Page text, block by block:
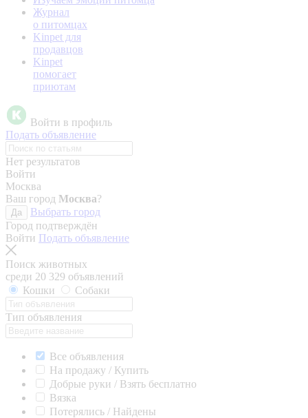
Журнал
о питомцах
Kinpet для
продавцов
Kinpet
помогает
приютам
Войти в профиль
Подать объявление
Нет результатов
Войти
Москва
Ваш город Москва?
Да
Выбрать город
Город подтверждён
Войти Подать объявление
Поиск животных
среди 20 329 объявлений
Кошки
Собаки
Тип объявления
Все объявления
На продажу / Купить
Добрые руки / Взять бесплатно
Вязка
Потерялись / Найдены